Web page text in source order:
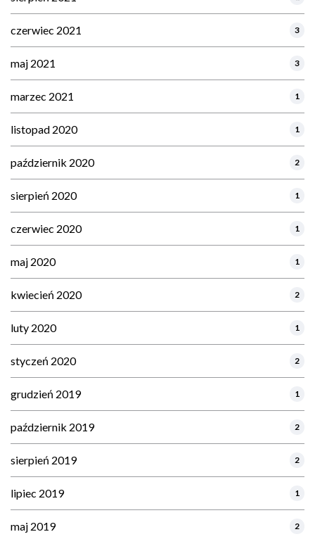
czerwiec 2021 3
maj 2021 3
marzec 2021 1
listopad 2020 1
październik 2020 2
sierpień 2020 1
czerwiec 2020 1
maj 2020 1
kwiecień 2020 2
luty 2020 1
styczeń 2020 2
grudzień 2019 1
październik 2019 2
sierpień 2019 2
lipiec 2019 1
maj 2019 2